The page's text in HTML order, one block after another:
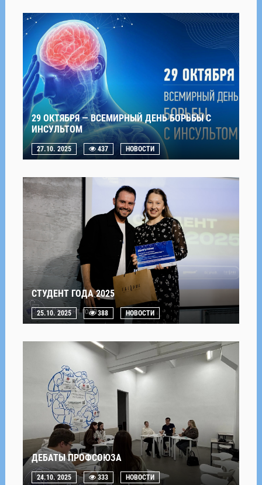
29 ОКТЯБРЯ — ВСЕМИРНЫЙ ДЕНЬ БОРЬБЫ С
ИНСУЛЬТОМ
27.10. 2025 437 НОВОСТИ
СТУДЕНТ ГОДА 2025
25.10. 2025 388 НОВОСТИ
ДЕБАТЫ ПРОФСОЮЗА
24.10. 2025 333 НОВОСТИ